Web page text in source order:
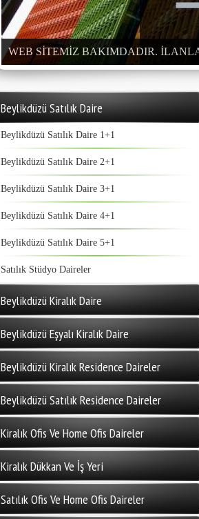
WEB SİTEMİZ BAKIMDADIR.
Beylikdüzü Satılık Daire
Beylikdüzü Satılık Daire 1+1
Beylikdüzü Satılık Daire 2+1
Beylikdüzü Satılık Daire 3+1
Beylikdüzü Satılık Daire 4+1
Beylikdüzü Satılık Daire 5+1
Satılık Stüdyo Daireler
Beylikdüzü Kiralık Daire
Beylikdüzü Eşyalı Kiralık Daire
Beylikdüzü Kiralık Residence Daireler
Beylikdüzü Satılık Residence Daireler
Kiralık Ofis Ve Home Ofis Daireler
Kiralık Dükkan Ve İş Yeri
Satılık Ofis Ve Home Ofis Daireler